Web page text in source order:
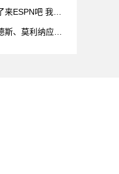
ESPN吧 我们
、莫利纳应被